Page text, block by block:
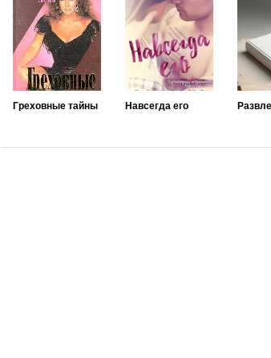
Греховные тайны Навсегда его